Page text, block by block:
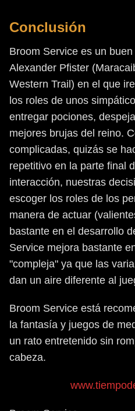
Conclusión
Broom Service es un
Alexander Pfister
Western Trail) en el que
los roles de unos
entregar pociones,
mejores brujas del reino.
complicadas, quizás se
repetitivo en la parte final
interacción, nuestras
escoger los roles de los
manera de actuar
bastante en el desarrollo
Service mejora bastante
"compleja" ya que las
dan un aire diferente al
Broom Service está
la fantasía y juegos de
un rato entretenido sin
cabeza.